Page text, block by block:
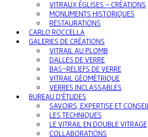
VITRAUX ÉGLISES – CRÉATIONS
MONUMENTS HISTORIQUES
RESTAURATIONS
CARLO ROCCELLA
GALERIES DE CRÉATIONS
VITRAIL AU PLOMB
DALLES DE VERRE
BAS-RELIEFS DE VERRE
VITRAIL GÉOMÉTRIQUE
VERRES INCLASSABLES
BUREAU D’ÉTUDES
SAVOIRS, EXPERTISE ET CONSEIL
LES TECHNIQUES
LE VITRAIL EN DOUBLE VITRAGE
COLLABORATIONS